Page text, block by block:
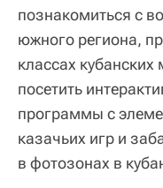
познакомиться с
южного региона,
классах
посетить
программы с
казачьих игр и
в фотозонах в